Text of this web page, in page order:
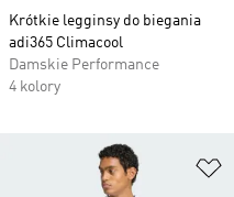
Krótkie legginsy do biegania
adi365 Climacool
Damskie Performance
4 kolory